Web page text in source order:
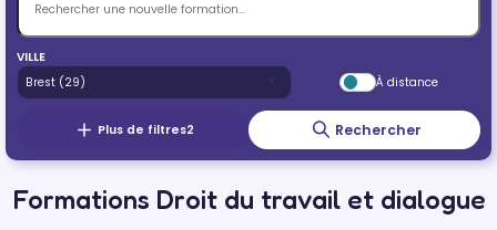
VILLE
À distance
Plus de filtres2 Rechercher
Formations Droit du travail et dialogue